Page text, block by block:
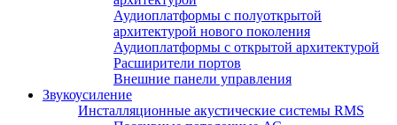
Аудиоплатформы с полуоткрытой
архитектурой нового поколения
Аудиоплатформы с открытой архитектурой
Расширители портов
Внешние панели управления
Звукоусиление
Инсталляционные акустические системы RMS